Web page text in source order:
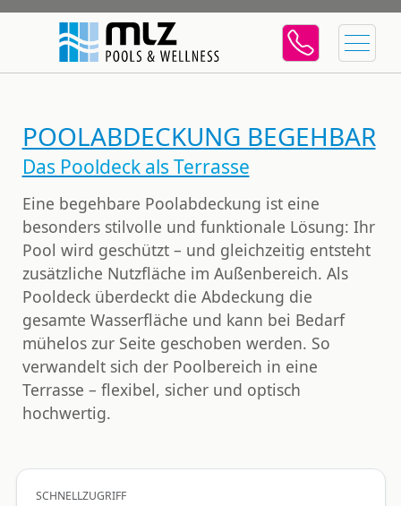
POOLABDECKUNG BEGEHBAR
Das Pooldeck als Terrasse
Eine begehbare Poolabdeckung ist eine
besonders stilvolle und funktionale Lösung: Ihr
Pool wird geschützt – und gleichzeitig entsteht
zusätzliche Nutzfläche im Außenbereich. Als
Pooldeck überdeckt die Abdeckung die
gesamte Wasserfläche und kann bei Bedarf
mühelos zur Seite geschoben werden. So
verwandelt sich der Poolbereich in eine
Terrasse – flexibel, sicher und optisch
hochwertig.
SCHNELLZUGRIFF